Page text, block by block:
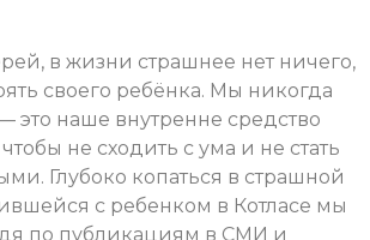
в жизни страшнее нет ничего,
своего ребёнка. Мы никогда
наше внутренне средство
не сходить с ума и не стать
Глубоко копаться в страшной
с ребенком в Котласе мы
по публикациям в СМИ и